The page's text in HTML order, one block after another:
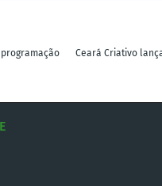
Ceará Criativo